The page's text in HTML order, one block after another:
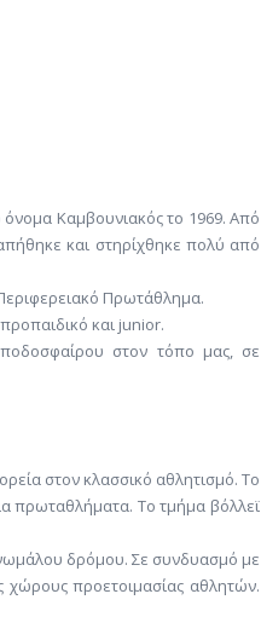
Καμβουνιακός το 1969. Από
και στηρίχθηκε πολύ από
Πρωτάθλημα.
και junior.
ποδοσφαίρου στον τόπο μας, σε
στον κλασσικό αθλητισμό. Το
πρωταθλήματα. Το τμήμα βόλλεϊ
δρόμου. Σε συνδυασμό με
χώρους προετοιμασίας αθλητών.